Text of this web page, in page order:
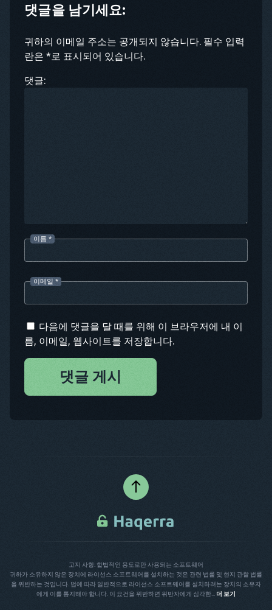
댓글을 남기세요:
귀하의 이메일 주소는 공개되지 않습니다. 필수 입력
란은 *로 표시되어 있습니다.
댓글:
이름 *
이메일 *
다음에 댓글을 달 때를 위해 이 브라우저에 내 이
름, 이메일, 웹사이트를 저장합니다.
댓글 게시
고지 사항: 합법적인 용도로만 사용되는 소프트웨어
귀하가 소유하지 않은 장치에 라이선스 소프트웨어를 설치하는 것은 관련 법률 및 현지 관할 법률
을 위반하는 것입니다. 법에 따라 일반적으로 라이선스 소프트웨어를 설치하려는 장치의 소유자
에게 이를 통지해야 합니다. 이 요건을 위반하면 위반자에게 심각한...
더 보기